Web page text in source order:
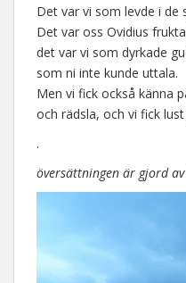
Det var vi som levde i de
Det var oss Ovidius
det var vi som dyrkade
som ni inte kunde uttala.
Men vi fick också känna
och rädsla, och vi fick
.
översättningen är gjord